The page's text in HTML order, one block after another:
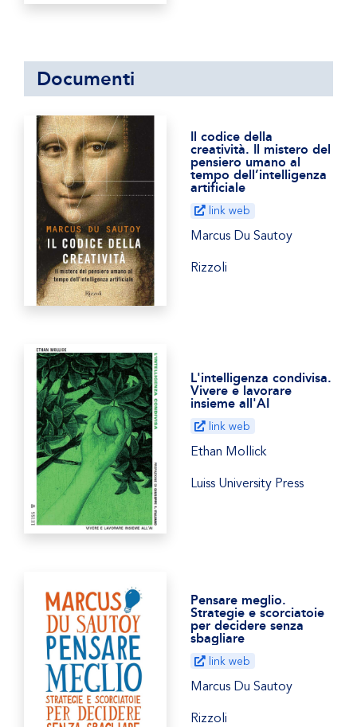
Documenti
Il codice della
creatività. Il mistero del
pensiero umano al
tempo dell’intelligenza
artificiale
link web
Marcus Du Sautoy
Rizzoli
L'intelligenza condivisa.
Vivere e lavorare
insieme all'AI
link web
Ethan Mollick
Luiss University Press
Pensare meglio.
Strategie e scorciatoie
per decidere senza
sbagliare
link web
Marcus Du Sautoy
Rizzoli